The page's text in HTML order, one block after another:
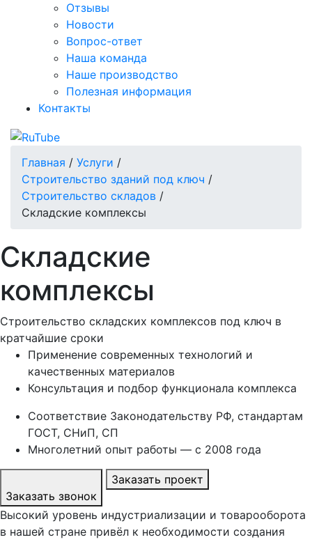
Отзывы
Новости
Вопрос-ответ
Наша команда
Наше производство
Полезная информация
Контакты
Главная / Услуги /
Строительство зданий под ключ /
Строительство складов /
Складские комплексы
Складские
комплексы
Строительство складских комплексов под ключ в
кратчайшие сроки
Применение современных технологий и
качественных материалов
Консультация и подбор функционала комплекса
Соответствие Законодательству РФ, стандартам
ГОСТ, СНиП, СП
Многолетний опыт работы — с 2008 года
Заказать звонок
Заказать проект
Высокий уровень индустриализации и товарооборота
в нашей стране привёл к необходимости создания